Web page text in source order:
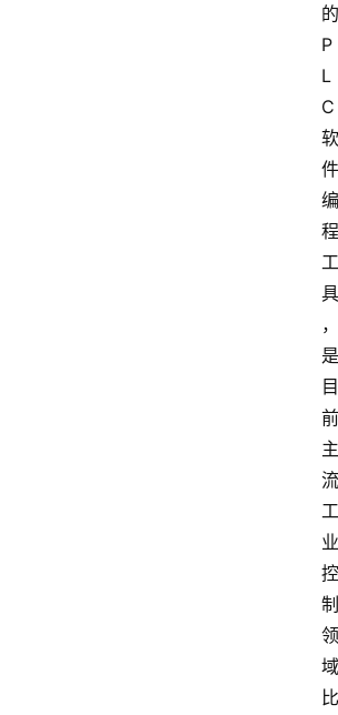
的
P
L
C
软
件
编
程
工
具
，
是
目
前
主
流
工
业
控
制
领
域
比